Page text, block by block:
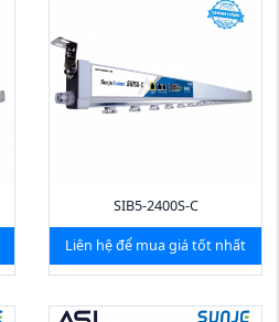
SIB5-2400S-C
Liên hệ để mua giá tốt nhất